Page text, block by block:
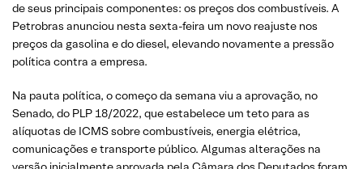
de seus principais componentes: os preços dos combustíveis. A
Petrobras anunciou nesta sexta-feira um novo reajuste nos
preços da gasolina e do diesel, elevando novamente a pressão
política contra a empresa.
Na pauta política, o começo da semana viu a aprovação, no
Senado, do PLP 18/2022, que estabelece um teto para as
alíquotas de ICMS sobre combustíveis, energia elétrica,
comunicações e transporte público. Algumas alterações na